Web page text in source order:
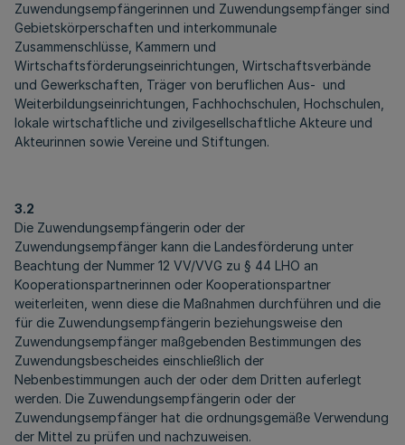
Zuwendungsempfängerinnen und Zuwendungsempfänger sind
Gebietskörperschaften und interkommunale
Zusammenschlüsse, Kammern und
Wirtschaftsförderungseinrichtungen, Wirtschaftsverbände
und Gewerkschaften, Träger von beruflichen Aus- und
Weiterbildungseinrichtungen, Fachhochschulen, Hochschulen,
lokale wirtschaftliche und zivilgesellschaftliche Akteure und
Akteurinnen sowie Vereine und Stiftungen.
3.2
Die Zuwendungsempfängerin oder der
Zuwendungsempfänger kann die Landesförderung unter
Beachtung der Nummer 12 VV/VVG zu § 44 LHO an
Kooperationspartnerinnen oder Kooperationspartner
weiterleiten, wenn diese die Maßnahmen durchführen und die
für die Zuwendungsempfängerin beziehungsweise den
Zuwendungsempfänger maßgebenden Bestimmungen des
Zuwendungsbescheides einschließlich der
Nebenbestimmungen auch der oder dem Dritten auferlegt
werden. Die Zuwendungsempfängerin oder der
Zuwendungsempfänger hat die ordnungsgemäße Verwendung
der Mittel zu prüfen und nachzuweisen.